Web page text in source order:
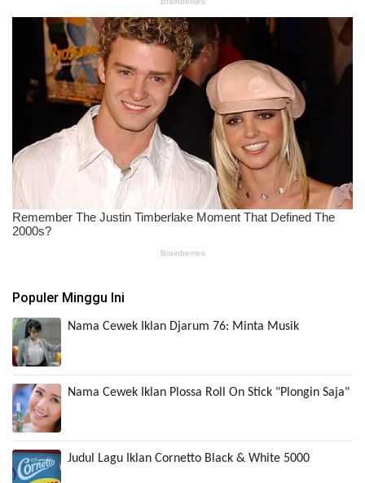
Populer Minggu Ini
Nama Cewek Iklan Djarum 76: Minta Musik
Nama Cewek Iklan Plossa Roll On Stick "Plongin Saja"
Judul Lagu Iklan Cornetto Black & White 5000